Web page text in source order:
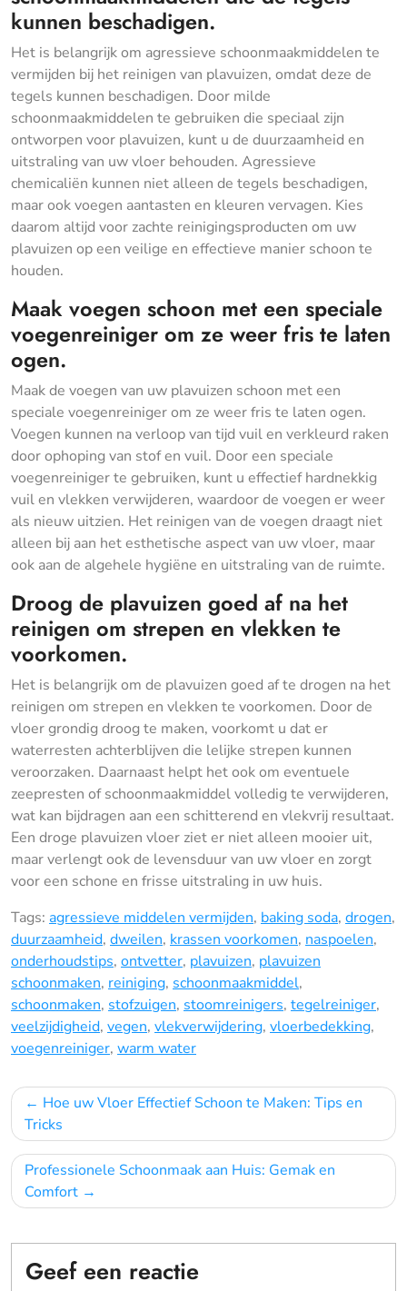
kunnen beschadigen.
Het is belangrijk om agressieve schoonmaakmiddelen te
vermijden bij het reinigen van plavuizen, omdat deze de
tegels kunnen beschadigen. Door milde
schoonmaakmiddelen te gebruiken die speciaal zijn
ontworpen voor plavuizen, kunt u de duurzaamheid en
uitstraling van uw vloer behouden. Agressieve
chemicaliën kunnen niet alleen de tegels beschadigen,
maar ook voegen aantasten en kleuren vervagen. Kies
daarom altijd voor zachte reinigingsproducten om uw
plavuizen op een veilige en effectieve manier schoon te
houden.
Maak voegen schoon met een speciale
voegenreiniger om ze weer fris te laten
ogen.
Maak de voegen van uw plavuizen schoon met een
speciale voegenreiniger om ze weer fris te laten ogen.
Voegen kunnen na verloop van tijd vuil en verkleurd raken
door ophoping van stof en vuil. Door een speciale
voegenreiniger te gebruiken, kunt u effectief hardnekkig
vuil en vlekken verwijderen, waardoor de voegen er weer
als nieuw uitzien. Het reinigen van de voegen draagt niet
alleen bij aan het esthetische aspect van uw vloer, maar
ook aan de algehele hygiëne en uitstraling van de ruimte.
Droog de plavuizen goed af na het
reinigen om strepen en vlekken te
voorkomen.
Het is belangrijk om de plavuizen goed af te drogen na het
reinigen om strepen en vlekken te voorkomen. Door de
vloer grondig droog te maken, voorkomt u dat er
waterresten achterblijven die lelijke strepen kunnen
veroorzaken. Daarnaast helpt het ook om eventuele
zeepresten of schoonmaakmiddel volledig te verwijderen,
wat kan bijdragen aan een schitterend en vlekvrij resultaat.
Een droge plavuizen vloer ziet er niet alleen mooier uit,
maar verlengt ook de levensduur van uw vloer en zorgt
voor een schone en frisse uitstraling in uw huis.
Tags: agressieve middelen vermijden, baking soda, drogen,
duurzaamheid, dweilen, krassen voorkomen, naspoelen,
onderhoudstips, ontvetter, plavuizen, plavuizen
schoonmaken, reiniging, schoonmaakmiddel,
schoonmaken, stofzuigen, stoomreinigers, tegelreiniger,
veelzijdigheid, vegen, vlekverwijdering, vloerbedekking,
voegenreiniger, warm water
Bericht
navigatie
Hoe uw Vloer Effectief Schoon te Maken: Tips en
Tricks
Professionele Schoonmaak aan Huis: Gemak en
Comfort
Geef een reactie